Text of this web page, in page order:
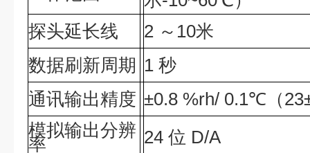
探头延长线
2 ～10米
数据刷新周期 1 秒
通讯输出精度 ±0.8 %rh/ 0.1℃（
模拟输出分辨
率 24 位 D/A